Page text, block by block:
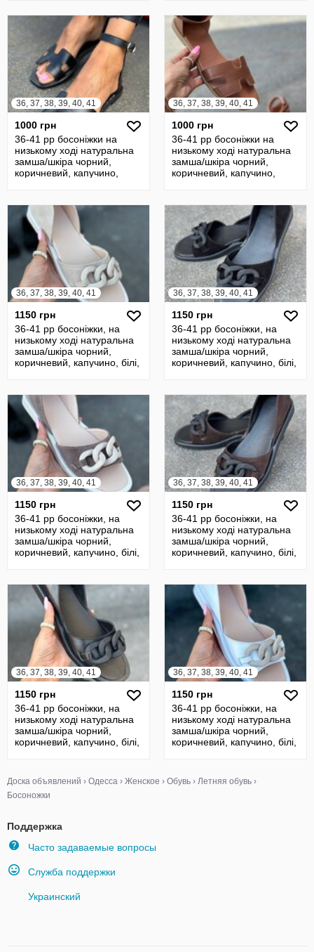
36, 37, 38, 39, 40, 41
1000 грн
36-41 рр босоніжки на
низькому ході натуральна
замша/шкіра чорний,
коричневий, капучино,
36, 37, 38, 39, 40, 41
1000 грн
36-41 рр босоніжки на
низькому ході натуральна
замша/шкіра чорний,
коричневий, капучино,
36, 37, 38, 39, 40, 41
1150 грн
36-41 рр босоніжки, на
низькому ході натуральна
замша/шкіра чорний,
коричневий, капучино, білі,
36, 37, 38, 39, 40, 41
1150 грн
36-41 рр босоніжки, на
низькому ході натуральна
замша/шкіра чорний,
коричневий, капучино, білі,
36, 37, 38, 39, 40, 41
1150 грн
36-41 рр босоніжки, на
низькому ході натуральна
замша/шкіра чорний,
коричневий, капучино, білі,
36, 37, 38, 39, 40, 41
1150 грн
36-41 рр босоніжки, на
низькому ході натуральна
замша/шкіра чорний,
коричневий, капучино, білі,
36, 37, 38, 39, 40, 41
1150 грн
36-41 рр босоніжки, на
низькому ході натуральна
замша/шкіра чорний,
коричневий, капучино, білі,
36, 37, 38, 39, 40, 41
1150 грн
36-41 рр босоніжки, на
низькому ході натуральна
замша/шкіра чорний,
коричневий, капучино, білі,
Доска объявлений › Одесса › Женское › Обувь › Летняя обувь ›
Босоножки
Поддержка
Часто задаваемые вопросы
Служба поддержки
Украинский